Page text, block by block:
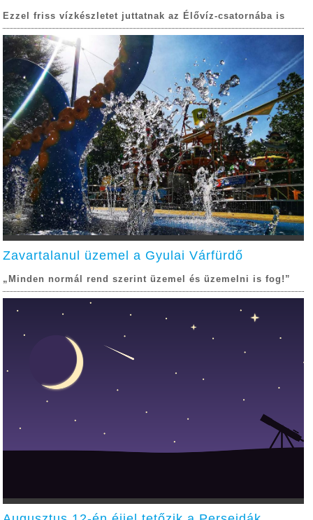
Ezzel friss vízkészletet juttatnak az Élővíz-csatornába is
Zavartalanul üzemel a Gyulai Várfürdő
„Minden normál rend szerint üzemel és üzemelni is fog!”